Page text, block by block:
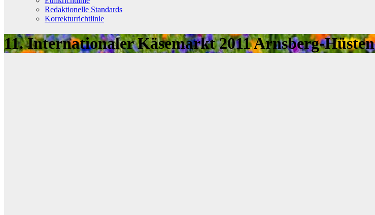
Redaktionelle Standards
Korrekturrichtlinie
11. Internationaler Käsemarkt 2011 Arnsberg-Hüsten